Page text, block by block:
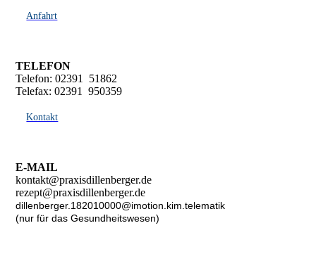
Anfahrt
TELEFON
Telefon: 02391 51862
Telefax: 02391 950359
Kontakt
E-MAIL
kontakt@praxisdillenberger.de
rezept@praxisdillenberger.de
dillenberger.182010000@imotion.kim.telematik
(nur für das Gesundheitswesen)